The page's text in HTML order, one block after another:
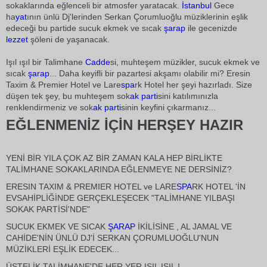
sokaklarında eğlenceli bir atmosfer yaratacak. İstanbul Gece
hayatının ünlü Dj'lerinden Serkan Çorumluoğlu müziklerinin eşlik
edeceği bu partide sucuk ekmek ve sıcak şarap ile gecenizde
lezzet şöleni de yaşanacak.
Işıl ışıl bir Talimhane Caddesi, muhteşem müzikler, sucuk ekmek ve
sıcak şarap ... Daha keyifli bir pazartesi akşamı olabilir mi? Eresin
Taxim & Premier Hotel ve Larespark Hotel her şeyi hazırladı. Size
düşen tek şey, bu muhteşem sokak partisini katılımınızla
renklendirmeniz ve sokak partisinin keyfini çıkarmanız...
EĞLENMENİZ İÇİN HERŞEY HAZIR
YENİ BİR YILA ÇOK AZ BİR ZAMAN KALA HEP BİRLİKTE
TALİMHANE SOKAKLARINDA EĞLENMEYE NE DERSİNİZ?
ERESIN TAXIM & PREMIER HOTEL ve LARESPARK HOTEL 'İN
EVSAHİPLİĞİNDE GERÇEKLEŞECEK "TALİMHANE YILBAŞI
SOKAK PARTİSİ'NDE"
SUCUK EKMEK VE SICAK ŞARAP İKİLİSİNE , AL JAMAL VE
CAHİDE'NİN ÜNLÜ DJ'İ SERKAN ÇORUMLUOĞLU'NUN
MÜZİKLERİ EŞLİK EDECEK...